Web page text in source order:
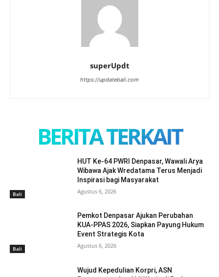
superUpdt
https://updatebali.com
BERITA TERKAIT
Bali
HUT Ke-64 PWRI Denpasar, Wawali Arya
Wibawa Ajak Wredatama Terus Menjadi
Inspirasi bagi Masyarakat
Agustus 6, 2026
Bali
Pemkot Denpasar Ajukan Perubahan
KUA-PPAS 2026, Siapkan Payung Hukum
Event Strategis Kota
Agustus 6, 2026
Wujud Kepedulian Korpri, ASN